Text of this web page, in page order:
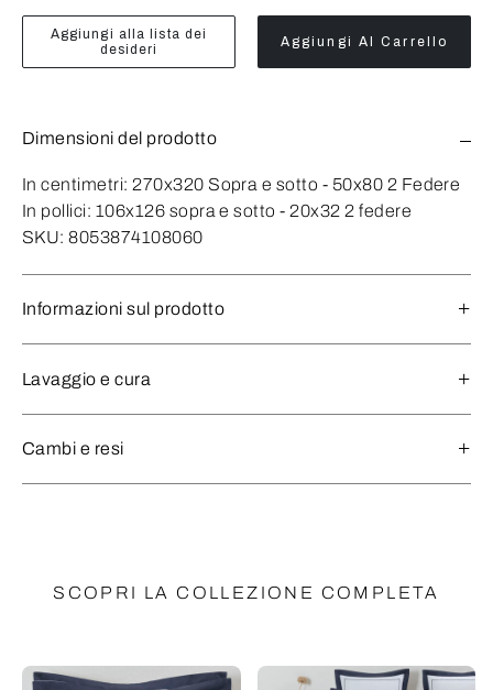
Aggiungi alla lista dei
desideri
Aggiungi Al Carrello
Dimensioni del prodotto
In centimetri: 270x320 Sopra e sotto - 50x80 2 Federe
In pollici: 106x126 sopra e sotto - 20x32 2 federe
SKU: 8053874108060
Informazioni sul prodotto
Lavaggio e cura
Cambi e resi
SCOPRI LA COLLEZIONE COMPLETA